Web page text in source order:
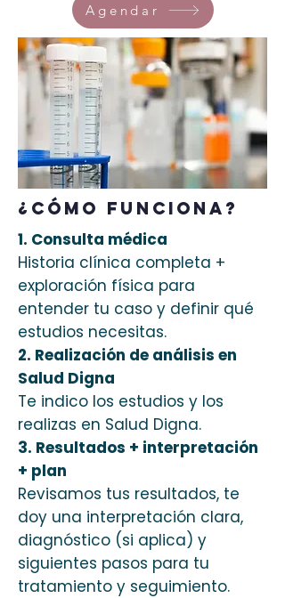
Agendar
¿Cómo funciona?
1. Consulta médica
Historia clínica completa +
exploración física para
entender tu caso y definir qué
estudios necesitas.
2. Realización de análisis en
Salud Digna
Te indico los estudios y los
realizas en Salud Digna.
3. Resultados + interpretación
+ plan
Revisamos tus resultados, te
doy una interpretación clara,
diagnóstico (si aplica) y
siguientes pasos para tu
tratamiento y seguimiento.